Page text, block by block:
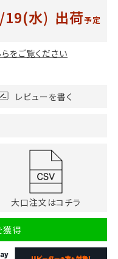
19(水) 出荷予定
をご覧ください
レビューを書く
大口注文はコチラ
獲得